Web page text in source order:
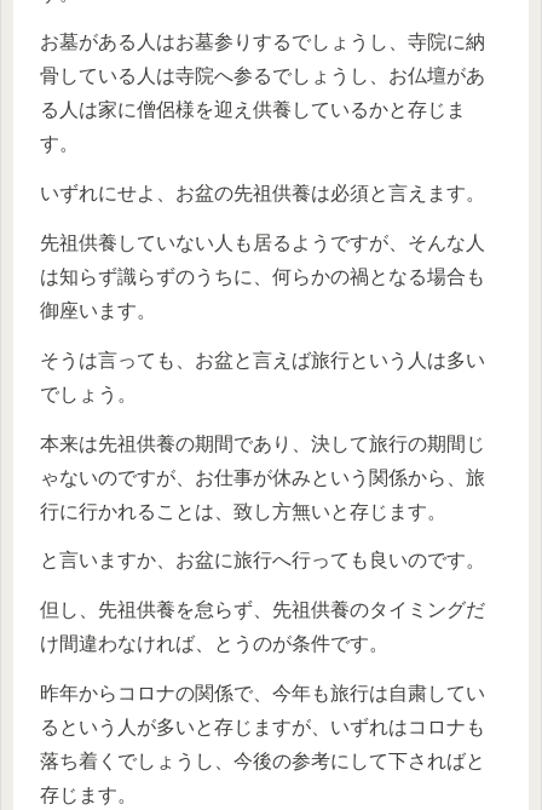
お墓がある人はお墓参りするでしょうし、寺院に納
骨している人は寺院へ参るでしょうし、お仏壇があ
る人は家に僧侶様を迎え供養しているかと存じま
す。
いずれにせよ、お盆の先祖供養は必須と言えます。
先祖供養していない人も居るようですが、そんな人
は知らず識らずのうちに、何らかの禍となる場合も
御座います。
そうは言っても、お盆と言えば旅行という人は多い
でしょう。
本来は先祖供養の期間であり、決して旅行の期間じ
ゃないのですが、お仕事が休みという関係から、旅
行に行かれることは、致し方無いと存じます。
と言いますか、お盆に旅行へ行っても良いのです。
但し、先祖供養を怠らず、先祖供養のタイミングだ
け間違わなければ、とうのが条件です。
昨年からコロナの関係で、今年も旅行は自粛してい
るという人が多いと存じますが、いずれはコロナも
落ち着くでしょうし、今後の参考にして下さればと
存じます。